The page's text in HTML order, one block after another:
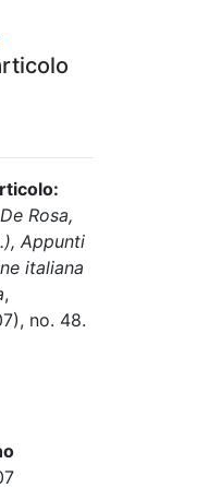
Rosa,
Appunti
italiana
,
no. 48.